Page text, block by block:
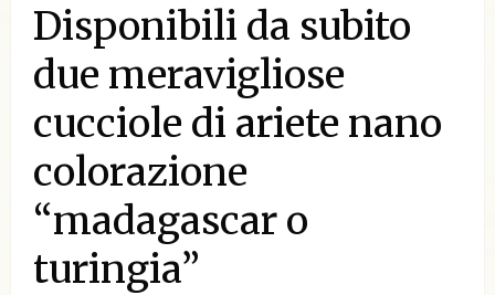
Disponibili da subito
due meravigliose
cucciole di ariete nano
colorazione
“madagascar o
turingia”